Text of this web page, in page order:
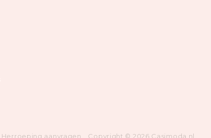
Herroeping aanvragen Copyright © 2026 Casimoda.nl